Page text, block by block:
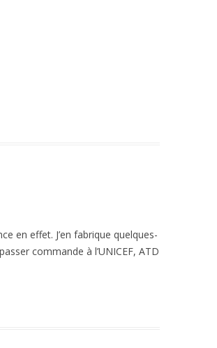
en effet. J’en fabrique quelques-
commande à l’UNICEF, ATD